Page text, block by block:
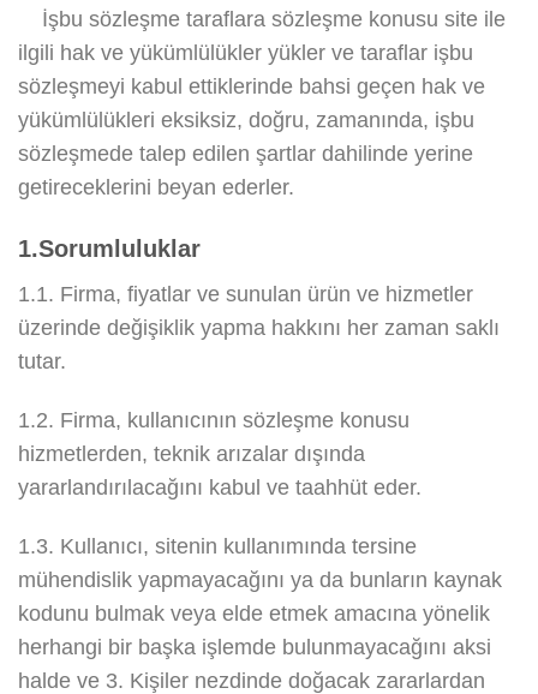
İşbu sözleşme taraflara sözleşme konusu site ile
ilgili hak ve yükümlülükler yükler ve taraflar işbu
sözleşmeyi kabul ettiklerinde bahsi geçen hak ve
yükümlülükleri eksiksiz, doğru, zamanında, işbu
sözleşmede talep edilen şartlar dahilinde yerine
getireceklerini beyan ederler.
1.Sorumluluklar
1.1. Firma, fiyatlar ve sunulan ürün ve hizmetler
üzerinde değişiklik yapma hakkını her zaman saklı
tutar.
1.2. Firma, kullanıcının sözleşme konusu
hizmetlerden, teknik arızalar dışında
yararlandırılacağını kabul ve taahhüt eder.
1.3. Kullanıcı, sitenin kullanımında tersine
mühendislik yapmayacağını ya da bunların kaynak
kodunu bulmak veya elde etmek amacına yönelik
herhangi bir başka işlemde bulunmayacağını aksi
halde ve 3. Kişiler nezdinde doğacak zararlardan